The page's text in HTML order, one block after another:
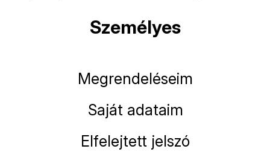
Személyes
Megrendeléseim
Saját adataim
Elfelejtett jelszó